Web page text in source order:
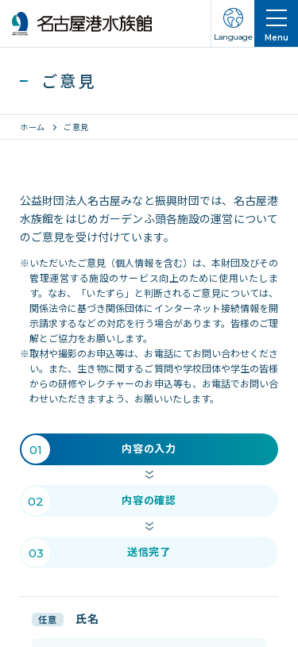
Menu
Language
営業・イベントスケジュール
入館チケット
交通アクセス
お知らせ・新着情報
名古屋港水族館ってこんなところ
館内案内
イベント紹介
体験学習プログラム
海の仲間たち
よくある質問
ご意見
ホーム ご意見
公益財団法人名古屋みなと振興財団では、名古屋港
水族館をはじめガーデンふ頭各施設の運営について
のご意見を受け付けています。
※いただいたご意見（個人情報を含む）は、本財団及びその
管理運営する施設のサービス向上のために使用いたしま
す。なお、「いたずら」と判断されるご意見については、
関係法令に基づき関係団体にインターネット接続情報を開
示請求するなどの対応を行う場合があります。皆様のご理
解とご協力をお願いします。
※取材や撮影のお申込等は、お電話にてお問い合わせくださ
い。また、生き物に関するご質問や学校団体や学生の皆様
からの研修やレクチャーのお申込等も、お電話でお問い合
わせいただきますよう、お願いいたします。
01 内容の入力
02 内容の確認
03 送信完了
任意 氏名